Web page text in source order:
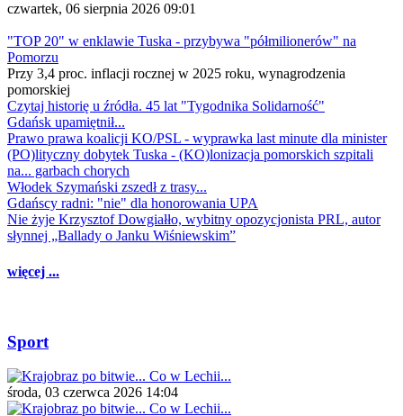
czwartek, 06 sierpnia 2026 09:01
"TOP 20" w enklawie Tuska - przybywa "półmilionerów" na
Pomorzu
Przy 3,4 proc. inflacji rocznej w 2025 roku, wynagrodzenia
pomorskiej
Czytaj historię u źródła. 45 lat "Tygodnika Solidarność"
Gdańsk upamiętnił...
Prawo prawa koalicji KO/PSL - wyprawka last minute dla minister
(PO)lityczny dobytek Tuska - (KO)lonizacja pomorskich szpitali
na... garbach chorych
Włodek Szymański zszedł z trasy...
Gdańscy radni: "nie" dla honorowania UPA
Nie żyje Krzysztof Dowgiałło, wybitny opozycjonista PRL, autor
słynnej „Ballady o Janku Wiśniewskim”
więcej ...
Sport
środa, 03 czerwca 2026 14:04